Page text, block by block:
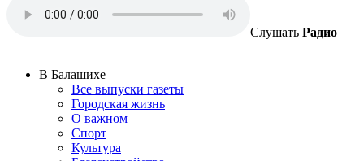
Слушать Радио
В Балашихе
Все выпуски газеты
Городская жизнь
О важном
Спорт
Культура